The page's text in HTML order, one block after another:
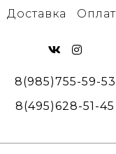
Доставка
8(985)755-59-53
8(495)628-51-45